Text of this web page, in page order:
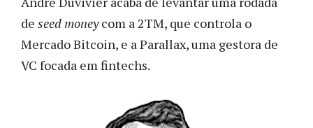
de seed moneycom a 2TM, que controla o
Mercado Bitcoin, e a Parallax, uma gestora de
VC focada em fintechs.